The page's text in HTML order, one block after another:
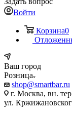
Войти
Корзина0
Ваш город
Розница
shop@smartbar.ru
г. Москва, вн.
ул.